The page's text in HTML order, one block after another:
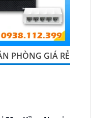
PHÒNG GIÁ RẺ